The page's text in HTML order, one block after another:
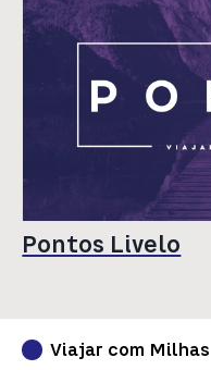
Pontos Livelo
Viajar com Milhas